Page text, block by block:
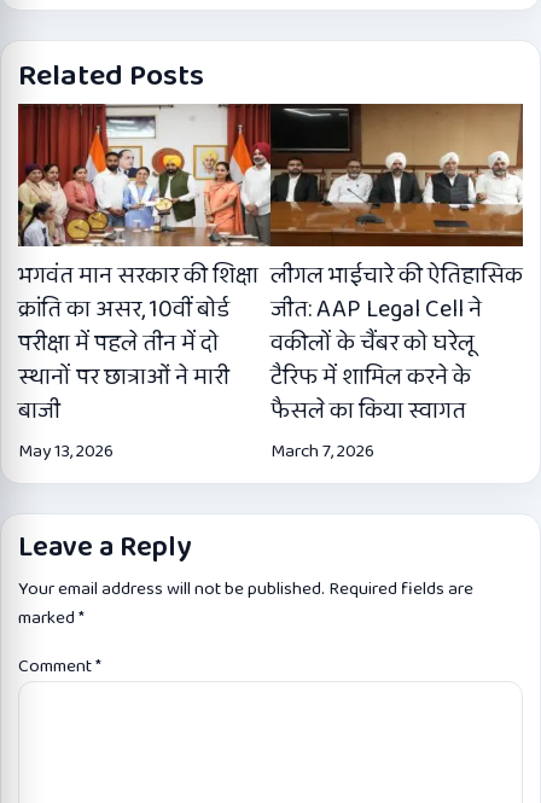
Related Posts
भगवंत मान सरकार की शिक्षा
क्रांति का असर, 10वीं बोर्ड
परीक्षा में पहले तीन में दो
स्थानों पर छात्राओं ने मारी
बाजी
May 13, 2026
लीगल भाईचारे की ऐतिहासिक
जीत: AAP Legal Cell ने
वकीलों के चैंबर को घरेलू
टैरिफ में शामिल करने के
फैसले का किया स्वागत
March 7, 2026
Leave a Reply
Your email address will not be published. Required fields are
marked*
Comment*